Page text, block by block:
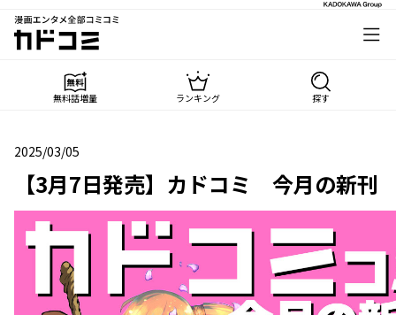
漫画エンタメ全部コミコミ
カドコミ
無料話増量 ランキング 探す
2025/03/05
2025年03月05日
【3月7日発売】カドコミ 今月の新刊